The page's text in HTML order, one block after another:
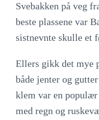
Svebakken på veg
beste plassene var
sistnevnte skulle et
Ellers gikk det mye
både jenter og
klem var en
med regn og